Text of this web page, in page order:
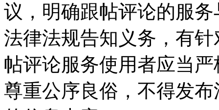
议，明确跟帖评论的服
法律法规告知义务，有
帖评论服务使用者应当
尊重公序良俗，不得发